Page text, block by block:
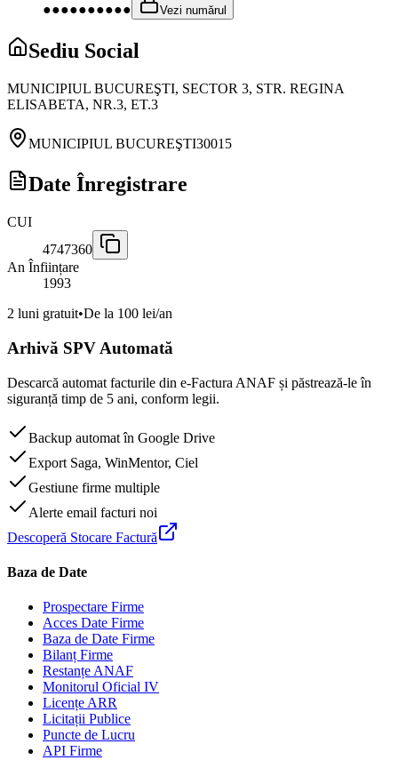
●●●●●●●●●●
Vezi numărul
Sediu Social
MUNICIPIUL BUCUREŞTI, SECTOR 3, STR. REGINA
ELISABETA, NR.3, ET.3
MUNICIPIUL BUCUREŞTI30015
Date Înregistrare
CUI
4747360
An Înființare
1993
2 luni gratuit•De la 100 lei/an
Arhivă SPV Automată
Descarcă automat facturile din e-Factura ANAF și păstrează-le în
siguranță timp de 5 ani, conform legii.
Backup automat în Google Drive
Export Saga, WinMentor, Ciel
Gestiune firme multiple
Alerte email facturi noi
Descoperă Stocare Factură
Baza de Date
Prospectare Firme
Acces Date Firme
Baza de Date Firme
Bilanț Firme
Restanțe ANAF
Monitorul Oficial IV
Licențe ARR
Licitații Publice
Puncte de Lucru
API Firme